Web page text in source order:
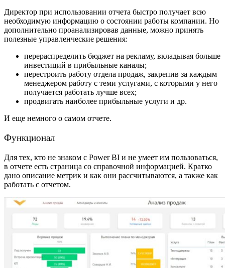
Директор при использовании отчета быстро получает всю
необходимую информацию о состоянии работы компании. Но
дополнительно проанализировав данные, можно принять
полезные управленческие решения:
перераспределить бюджет на рекламу, вкладывая больше
инвестиций в прибыльные каналы;
перестроить работу отдела продаж, закрепив за каждым
менеджером работу с теми услугами, с которыми у него
получается работать лучше всех;
продвигать наиболее прибыльные услуги и др.
И еще немного о самом отчете.
Функционал
Для тех, кто не знаком с Power BI и не умеет им пользоваться,
в отчете есть страница со справочной информацией. Кратко
дано описание метрик и как они рассчитываются, а также как
работать с отчетом.